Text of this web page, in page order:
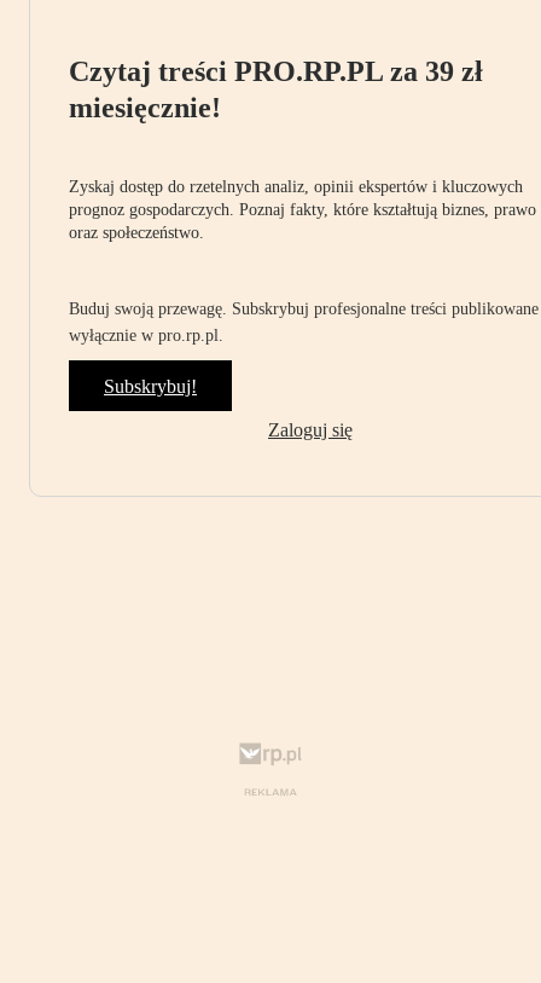
Czytaj treści PRO.RP.PL za 39 zł
miesięcznie!
Zyskaj dostęp do rzetelnych analiz, opinii ekspertów i kluczowych
prognoz gospodarczych. Poznaj fakty, które kształtują biznes, prawo
oraz społeczeństwo.
Buduj swoją przewagę. Subskrybuj profesjonalne treści publikowane
wyłącznie w pro.rp.pl.
Subskrybuj!
Zaloguj się